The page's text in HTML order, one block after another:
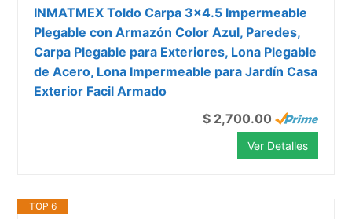
INMATMEX Toldo Carpa 3x4.5 Impermeable
Plegable con Armazón Color Azul, Paredes,
Carpa Plegable para Exteriores, Lona Plegable
de Acero, Lona Impermeable para Jardín Casa
Exterior Facil Armado
$ 2,700.00
Ver Detalles
TOP 6